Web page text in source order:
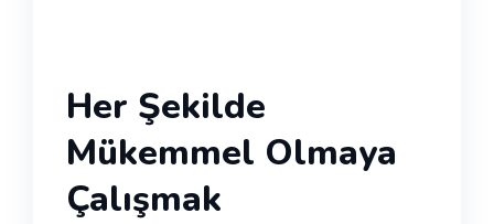
Her Şekilde
Mükemmel Olmaya
Çalışmak